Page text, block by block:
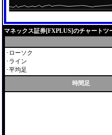
マネックス証券[FXPLUS]のチャートツ
･ローソク
･ライン
･平均足
時間足